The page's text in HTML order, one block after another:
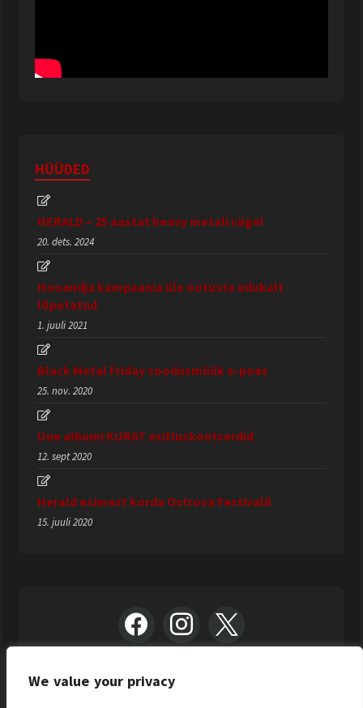
We value your privacy
HÜÜDED
HERALD – 25 aastat heavy metali väge!
20. dets. 2024
Hooandja kampaania üle ootuste edukalt
lõpetatud
1. juuli 2021
Black Metal Friday soodusmüük e-poes
25. nov. 2020
Uue albumi KURAT esitluskontserdid
12. sept 2020
Herald esimest korda Ostrova Festivalil
15. juuli 2020